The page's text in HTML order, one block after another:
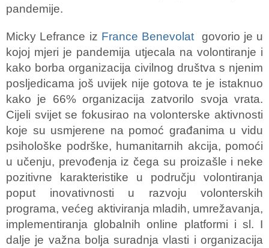
pandemije.
Micky Lefrance iz France Benevolat
govorio je u
kojoj mjeri je pandemija utjecala na volontiranje i
kako borba organizacija civilnog društva s njenim
posljedicama još uvijek nije gotova te je istaknuo
kako je 66% organizacija zatvorilo svoja vrata.
Cijeli svijet se fokusirao na volonterske aktivnosti
koje su usmjerene na pomoć građanima u vidu
psihološke podrške, humanitarnih akcija, pomoći
u učenju, prevođenja iz čega su proizašle i neke
pozitivne karakteristike u području volontiranja
poput inovativnosti u razvoju volonterskih
programa, većeg aktiviranja mladih, umrežavanja,
implementiranja globalnih online platformi i sl. I
dalje je važna bolja suradnja vlasti i organizacija